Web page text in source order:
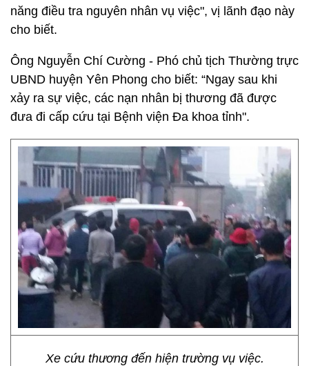
năng điều tra nguyên nhân vụ việc", vị lãnh đạo này
cho biết.
Ông Nguyễn Chí Cường - Phó chủ tịch Thường trực
UBND huyện Yên Phong cho biết: “Ngay sau khi
xảy ra sự việc, các nạn nhân bị thương đã được
đưa đi cấp cứu tại Bệnh viện Đa khoa tỉnh".
Xe cứu thương đến hiện trường vụ việc.